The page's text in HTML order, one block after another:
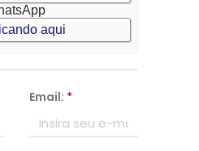
aqui
Email: *